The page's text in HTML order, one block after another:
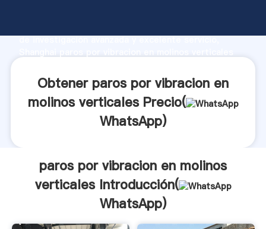
de investigación avanzada y excelente servicio,
clientes.Obtener paros por vibracion en
molinos verticales Precio(
WhatsApp)
paros por vibracion en molinos
verticales Introducción(
WhatsApp)